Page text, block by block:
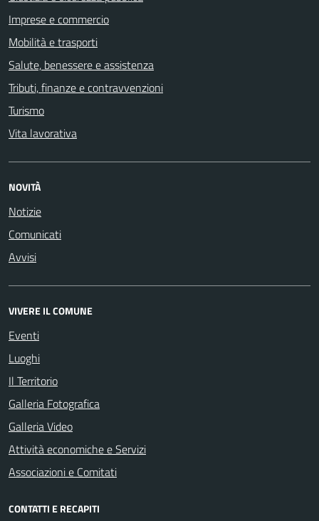
Imprese e commercio
Mobilità e trasporti
Salute, benessere e assistenza
Tributi, finanze e contravvenzioni
Turismo
Vita lavorativa
NOVITÀ
Notizie
Comunicati
Avvisi
VIVERE IL COMUNE
Eventi
Luoghi
Il Territorio
Galleria Fotografica
Galleria Video
Attività economiche e Servizi
Associazioni e Comitati
CONTATTI E RECAPITI